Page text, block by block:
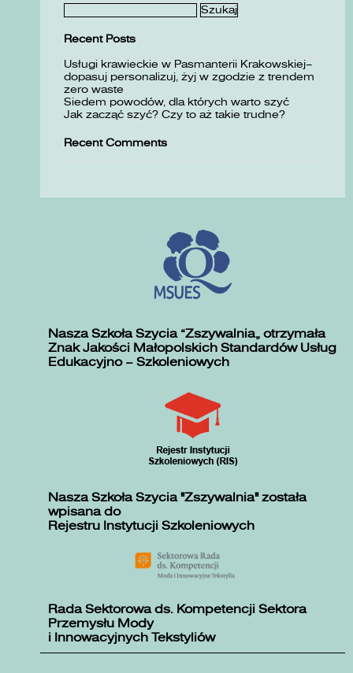
Szukaj:
Recent Posts
Usługi krawieckie w Pasmanterii Krakowskiej–
dopasuj personalizuj, żyj w zgodzie z trendem
zero waste
Siedem powodów, dla których warto szyć
Jak zacząć szyć? Czy to aż takie trudne?
Recent Comments
Nasza Szkoła Szycia „Zszywalnia” otrzymała
Znak Jakości Małopolskich Standardów Usług
Edukacyjno – Szkoleniowych
Nasza Szkoła Szycia "Zszywalnia" została
wpisana do
Rejestru Instytucji Szkoleniowych
Rada Sektorowa ds. Kompetencji Sektora
Przemysłu Mody
i Innowacyjnych Tekstyliów